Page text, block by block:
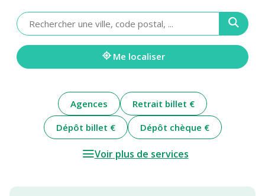
Veuillez
renseigner
une
adresse
Me localiser
Agences
Retrait billet €
Dépôt billet €
Dépôt chèque €
Voir plus de services